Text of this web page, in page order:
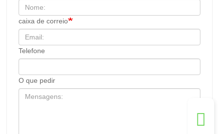
caixa de correio
Telefone
O que pedir